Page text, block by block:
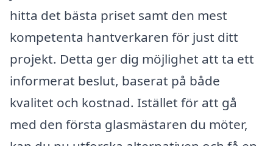
hitta det bästa priset samt den mest
kompetenta hantverkaren för just ditt
projekt. Detta ger dig möjlighet att ta ett
informerat beslut, baserat på både
kvalitet och kostnad. Istället för att gå
med den första glasmästaren du möter,